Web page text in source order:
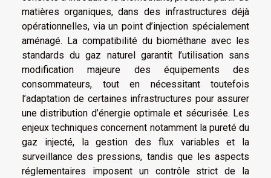
matières organiques, dans des infrastructures déjà
opérationnelles, via un point d’injection spécialement
aménagé. La compatibilité du biométhane avec les
standards du gaz naturel garantit l’utilisation sans
modification majeure des équipements des
consommateurs, tout en nécessitant toutefois
l’adaptation de certaines infrastructures pour assurer
une distribution d’énergie optimale et sécurisée. Les
enjeux techniques concernent notamment la pureté du
gaz injecté, la gestion des flux variables et la
surveillance des pressions, tandis que les aspects
réglementaires imposent un contrôle strict de la